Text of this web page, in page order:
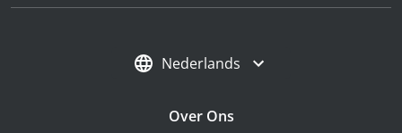
Nederlands
Over Ons